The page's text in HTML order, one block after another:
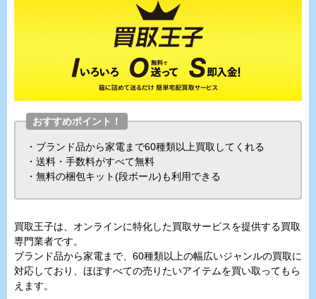
おすすめポイント！
・ブランド品から家電まで60種類以上買取してくれる
・送料・手数料がすべて無料
・無料の梱包キット(段ボール)も利用できる
買取王子は、オンラインに特化した買取サービスを提供する買取
専門業者です。
ブランド品から家電まで、60種類以上の幅広いジャンルの買取に
対応しており、ほぼすべての売りたいアイテムを買い取ってもら
えます。